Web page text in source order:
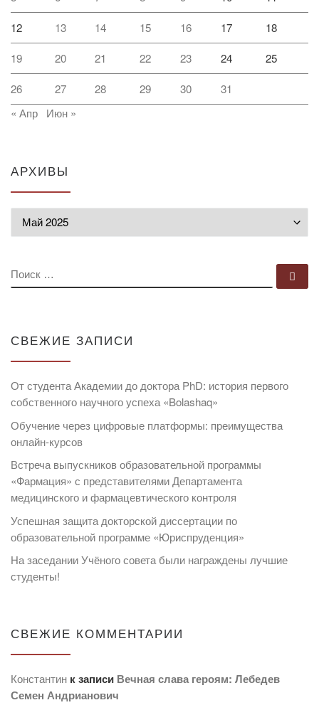
12 13 14 15 16 17 18
19 20 21 22 23 24 25
26 27 28 29 30
31
« Апр
Июн »
АРХИВЫ
ПОИСК
СВЕЖИЕ ЗАПИСИ
От студента Академии до доктора PhD: история первого
собственного научного успеха «Bolashaq»
Обучение через цифровые платформы: преимущества
онлайн-курсов
Встреча выпускников образовательной программы
«Фармация» с представителями Департамента
медицинского и фармацевтического контроля
Успешная защита докторской диссертации по
образовательной программе «Юриспруденция»
На заседании Учёного совета были награждены лучшие
студенты!
СВЕЖИЕ КОММЕНТАРИИ
Константин к записи Вечная слава героям: Лебедев
Семен Андрианович